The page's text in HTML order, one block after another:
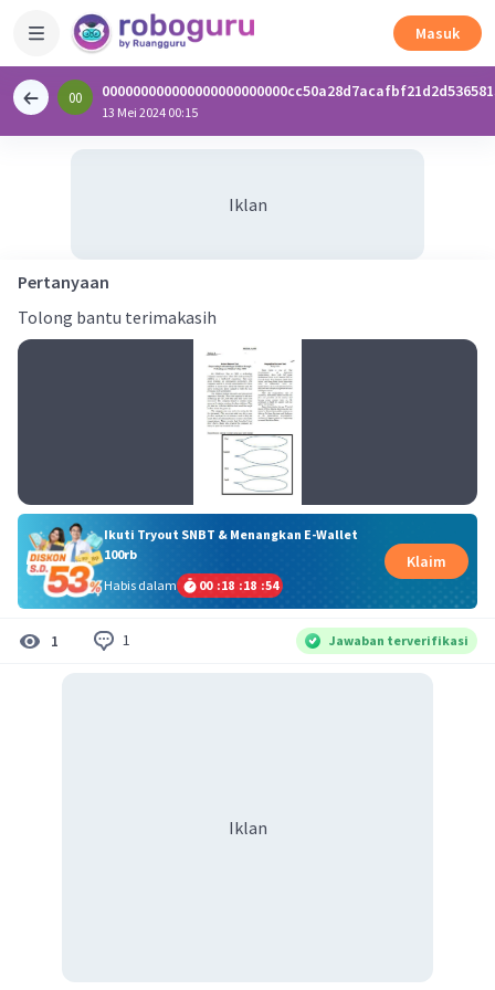
Masuk
00
0
13 Mei 2024 00:15
Iklan
Pertanyaan
Tolong bantu terimakasih
Ikuti Tryout SNBT & Menangkan E-Wallet
100rb
Habis dalam
00 :18 :18 :54
Klaim
1 1 Jawaban terverifikasi
Iklan